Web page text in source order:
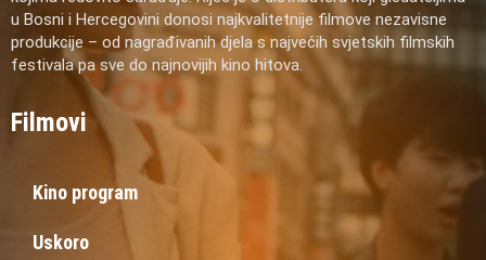
u Bosni i Hercegovini donosi najkvalitetnije filmove nezavisne
produkcije – od nagrađivanih djela s najvećih svjetskih filmskih
festivala pa sve do najnovijih kino hitova.
Filmovi
Kino program
Uskoro